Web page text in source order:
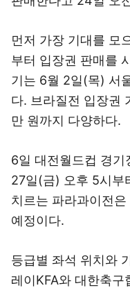
먼저 가장 기대를 모
부터 입장권 판매를
기는 6월 2일(목) 서
다. 브라질전 입장권
만 원까지 다양하다.
6일 대전월드컵 경기
27일(금) 오후 5시부
치르는 파라과이전
예정이다.
등급별 좌석 위치와
레이KFA와 대한축